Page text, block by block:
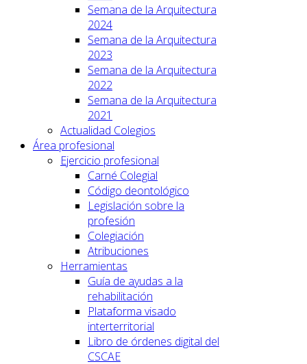
Semana de la Arquitectura
2024
Semana de la Arquitectura
2023
Semana de la Arquitectura
2022
Semana de la Arquitectura
2021
Actualidad Colegios
Área profesional
Ejercicio profesional
Carné Colegial
Código deontológico
Legislación sobre la
profesión
Colegiación
Atribuciones
Herramientas
Guía de ayudas a la
rehabilitación
Plataforma visado
interterritorial
Libro de órdenes digital del
CSCAE